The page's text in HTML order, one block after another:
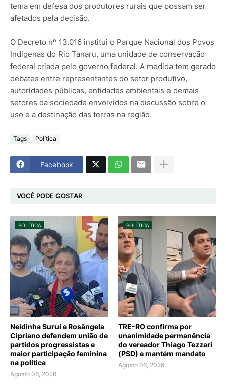
tema em defesa dos produtores rurais que possam ser
afetados pela decisão.
O Decreto nº 13.016 institui o Parque Nacional dos Povos
Indígenas do Rio Tanaru, uma unidade de conservação
federal criada pelo governo federal. A medida tem gerado
debates entre representantes do setor produtivo,
autoridades públicas, entidades ambientais e demais
setores da sociedade envolvidos na discussão sobre o
uso e a destinação das terras na região.
Tags Política
Facebook
VOCÊ PODE GOSTAR
POLÍTICA
Neidinha Suruí e Rosângela
Cipriano defendem união de
partidos progressistas e
maior participação feminina
na política
Agosto 06, 2026
POLÍTICA
TRE-RO confirma por
unanimidade permanência
do vereador Thiago Tezzari
(PSD) e mantém mandato
Agosto 06, 2026